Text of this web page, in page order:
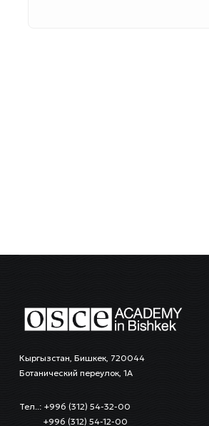
Кыргызстан, Бишкек, 720044
Ботанический переулок, 1А
Тел..: +996 (312) 54-32-00
+996 (312) 54-12-00